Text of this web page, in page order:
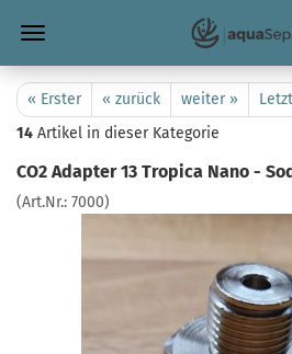
« Erster « zurück weiter »
14 Artikel in dieser Kategorie
CO2 Adapter 13 Tropica Nano -
(Art.Nr.: 7000)